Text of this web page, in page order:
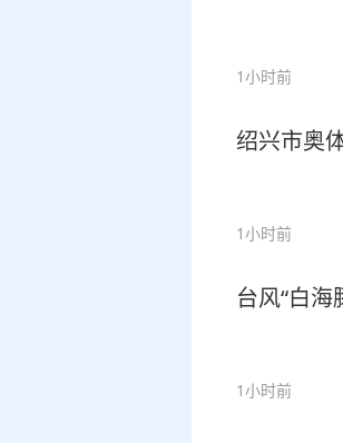
1小时前
绍兴市奥
1小时前
台风“白
1小时前